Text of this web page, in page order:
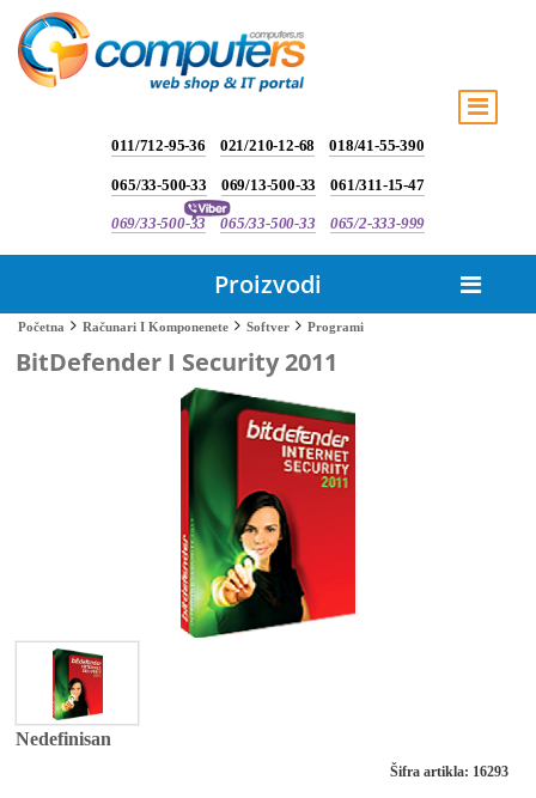
011/712-95-36 021/210-12-68 018/41-55-390
065/33-500-33 069/13-500-33 061/311-15-47
069/33-500-33 065/33-500-33 065/2-333-999
Proizvodi
Početna Računari I Komponenete Softver Programi
BitDefender I Security 2011
Nedefinisan
Šifra artikla: 16293